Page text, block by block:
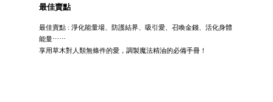
最佳賣點
最佳賣點 : 淨化能量場、防護結界、吸引愛、召喚金錢、活化身體
能量⋯⋯
享用草木對人類無條件的愛，調製魔法精油的必備手冊！